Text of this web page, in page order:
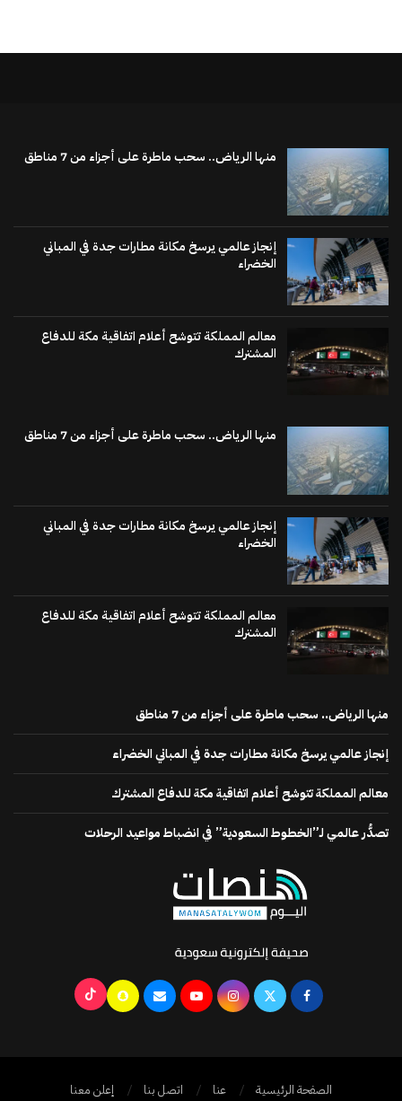
منها الرياض.. سحب ماطرة على أجزاء من 7 مناطق
إنجاز عالمي يرسخ مكانة مطارات جدة في المباني
الخضراء
معالم المملكة تتوشح أعلام اتفاقية مكة للدفاع
المشترك
منها الرياض.. سحب ماطرة على أجزاء من 7 مناطق
إنجاز عالمي يرسخ مكانة مطارات جدة في المباني
الخضراء
معالم المملكة تتوشح أعلام اتفاقية مكة للدفاع
المشترك
منها الرياض.. سحب ماطرة على أجزاء من 7 مناطق
إنجاز عالمي يرسخ مكانة مطارات جدة في المباني الخضراء
معالم المملكة تتوشح أعلام اتفاقية مكة للدفاع المشترك
تصدُّر عالمي لـ”الخطوط السعودية” في انضباط مواعيد الرحلات
الصفحة الرئيسية عنا اتصل بنا إعلن معنا